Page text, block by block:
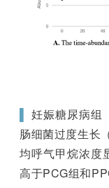
妊娠糖尿病组
肠细菌过度生长
均呼气甲烷浓度
高于PCG组和